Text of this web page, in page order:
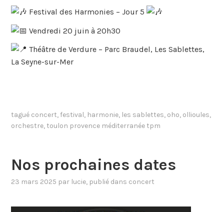
Festival des Harmonies – Jour 5
Vendredi 20 juin à 20h30
Théâtre de Verdure – Parc Braudel, Les Sablettes,
La Seyne-sur-Mer
tagué concert, festival, harmonie, les sablettes, oho, ollioules,
orchestre, toulon provence méditerranée tpm
Nos prochaines dates
23 mars 2025 par lucie, publié dans concert